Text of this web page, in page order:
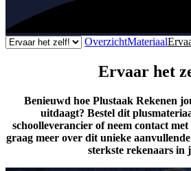
OverzichtMateriaal
Ervaar het
Benieuwd hoe Plustaak Rekenen
uitdaagt? Bestel dit
schoolleverancier of neem contact met
graag meer over dit unieke
sterkste rekenaars in